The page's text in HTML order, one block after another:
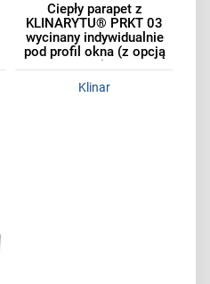
Ciepły parapet z
KLINARYTU® PRKT 03
wycinany indywidualnie
pod profil okna (z opcją
UV)
Klinar